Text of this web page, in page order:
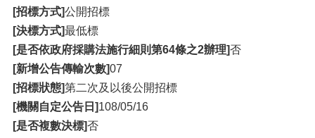
[招標方式]公開招標
[決標方式]最低標
[是否依政府採購法施行細則第64條之2辦理]否
[新增公告傳輸次數]07
[招標狀態]第二次及以後公開招標
[機關自定公告日]108/05/16
[是否複數決標]否